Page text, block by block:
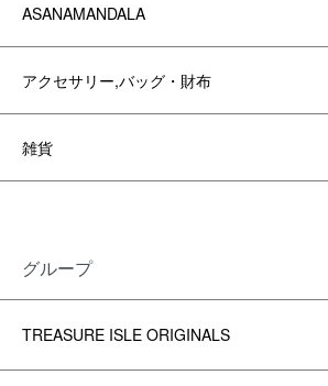
ASANAMANDALA
アクセサリー,バッグ・財布
雑貨
グループ
TREASURE ISLE ORIGINALS